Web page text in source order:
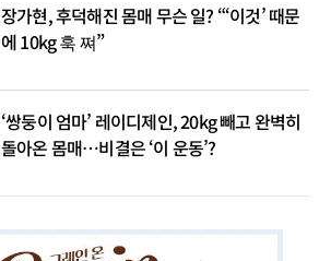
장가현, 후덕해진 몸매 무슨 일? “‘이것’ 때문
에 10kg 훅 쪄”
‘쌍둥이 엄마’ 레이디제인, 20kg 빼고 완벽히
돌아온 몸매…비결은 ‘이 운동’?